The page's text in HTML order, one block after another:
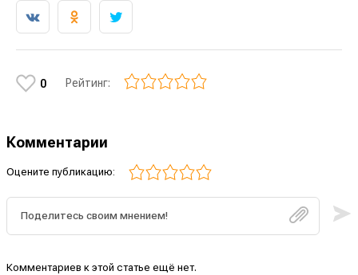
0 Рейтинг:
Комментарии
Оцените публикацию:
Комментариев к этой статье ещё нет.